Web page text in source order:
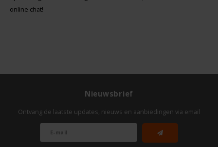
online chat!
Nieuwsbrief
Ontvang de laatste updates, nieuws en aanbiedingen via email